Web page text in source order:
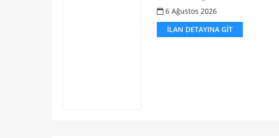
6 Ağustos 2026
İLAN DETAYINA GIT